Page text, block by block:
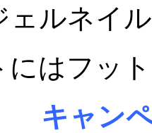
ェルネイ
にはフッ
キャン